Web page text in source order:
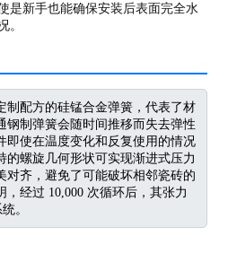
是新手也能确保安装后表面完全水
。
制配方的硅锰合金弹簧，代表了材
钢制弹簧会随时间推移而失去弹性
即使在温度变化和反复使用的情况
的螺旋几何形状可实现渐进式压力
对齐，避免了可能破坏相邻瓷砖的
经过 10,000 次循环后，其张力
。